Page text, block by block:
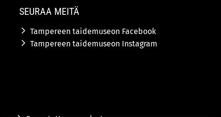
SEURAA MEITÄ
Tampereen taidemuseon Facebook
Tampereen taidemuseon Instagram